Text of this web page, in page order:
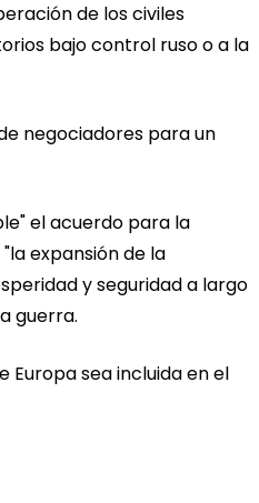
de los civiles
bajo control ruso o a la
negociadores para un
el acuerdo para la
expansión de la
y seguridad a largo
guerra.
Europa sea incluida en el